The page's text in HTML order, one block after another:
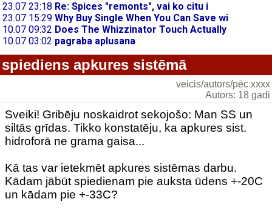
spiediens apkures sistēmā
veicis/autors/pēc xxxx
Autors: 18 gadi
Sveiki! Gribēju noskaidrot sekojošo: Man SS un
siltās grīdas. Tikko konstatēju, ka apkures sist.
hidroforā ne grama gaisa...
Kā tas var ietekmēt apkures sistēmas darbu.
Kādam jābūt spiedienam pie auksta ūdens +-20C
un kādam pie +-33C?